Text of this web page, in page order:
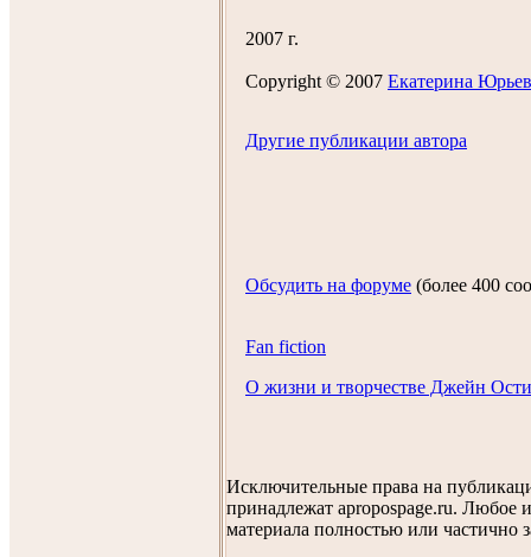
2007 г.
Copyright © 2007 Екатеринa
Другие публикации автора
Обсудить на форуме (более 400
Fan fiction
О жизни и творчестве Джейн
Исключительные права на
принадлежат apropospage.ru. Любое
материала полностью или частично